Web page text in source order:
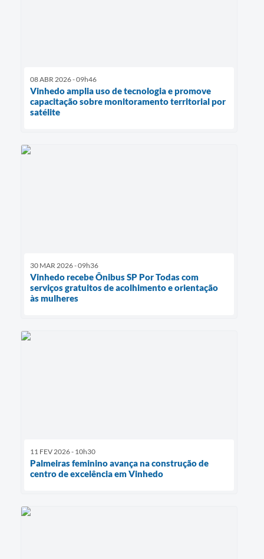
08 ABR 2026 - 09h46
Vinhedo amplia uso de tecnologia e promove
capacitação sobre monitoramento territorial por
satélite
30 MAR 2026 - 09h36
Vinhedo recebe Ônibus SP Por Todas com
serviços gratuitos de acolhimento e orientação
às mulheres
11 FEV 2026 - 10h30
Palmeiras feminino avança na construção de
centro de excelência em Vinhedo